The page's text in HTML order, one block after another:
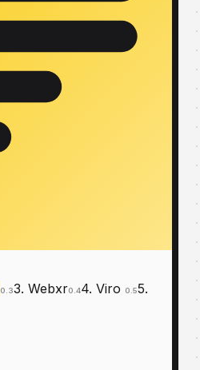
0.33. Webxr0.44. Viro 0.55.